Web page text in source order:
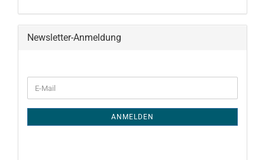
Newsletter-Anmeldung
ZUR
E-
Mail
ANMELDEN